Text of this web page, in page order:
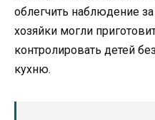
облегчить наблюдение
хозяйки могли
контролировать детей
кухню.